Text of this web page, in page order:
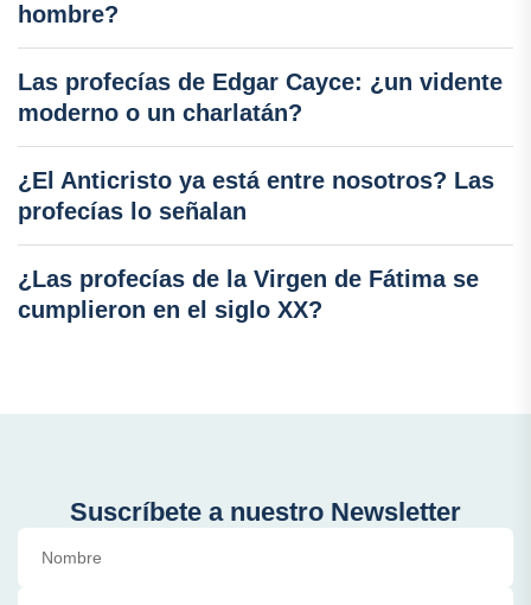
hombre?
Las profecías de Edgar Cayce: ¿un vidente
moderno o un charlatán?
¿El Anticristo ya está entre nosotros? Las
profecías lo señalan
¿Las profecías de la Virgen de Fátima se
cumplieron en el siglo XX?
Suscríbete a nuestro Newsletter